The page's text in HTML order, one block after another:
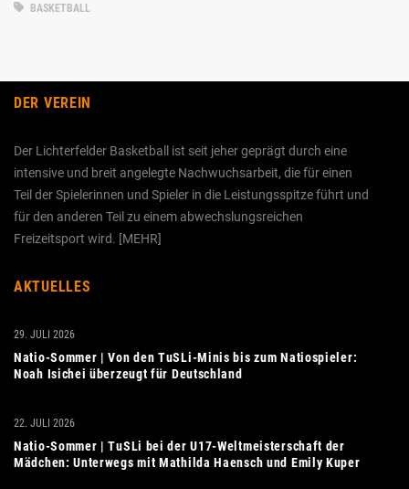
BASKETBALL
DER VEREIN
Der Lichterfelder Basketball ist seit jeher geprägt durch eine
intensive und breit angelegte Nachwuchs­arbeit, die für einen
Teil der Spielerinnen und Spieler in die Leistungs­spitze führt und
für den anderen Teil zu einem abwechslungs­reichen
Freizeitsport wird. [MEHR]
AKTUELLES
Natio-Sommer | Von den TuSLi-Minis bis zum Natiospieler:
Noah Isichei überzeugt für Deutschland
29. JULI 2026
Natio-Sommer | TuSLi bei der U17-Weltmeisterschaft der
Mädchen: Unterwegs mit Mathilda Haensch und Emily Kuper
22. JULI 2026